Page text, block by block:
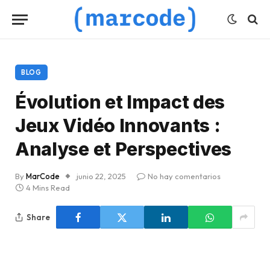
BLOG
Évolution et Impact des
Jeux Vidéo Innovants :
Analyse et Perspectives
ByMarCode junio 22, 2025
No hay comentarios
4 Mins Read
Share